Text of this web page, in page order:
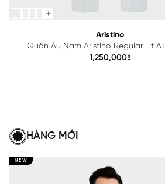
Aristino
Quần Âu Nam Aristino Regular Fit
1,250,000₫
HÀNG MỚI
NEW